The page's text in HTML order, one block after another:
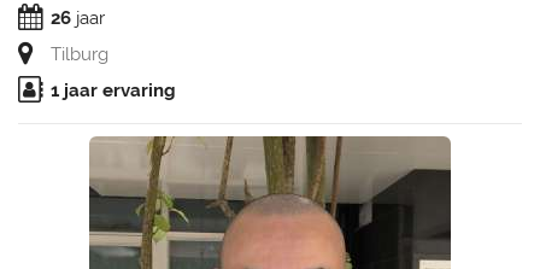
26 jaar
Tilburg
1 jaar ervaring